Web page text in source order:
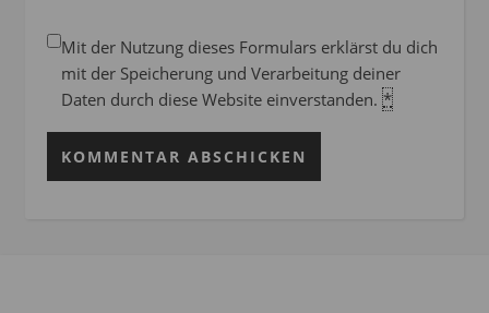
Mit der Nutzung dieses Formulars erklärst du dich
mit der Speicherung und Verarbeitung deiner
Daten durch diese Website einverstanden. *